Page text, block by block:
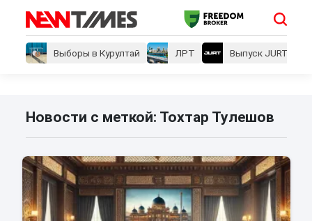
Выборы в Курултай ЛРТ Выпуск JURT
Новости с меткой: Тохтар Тулешов